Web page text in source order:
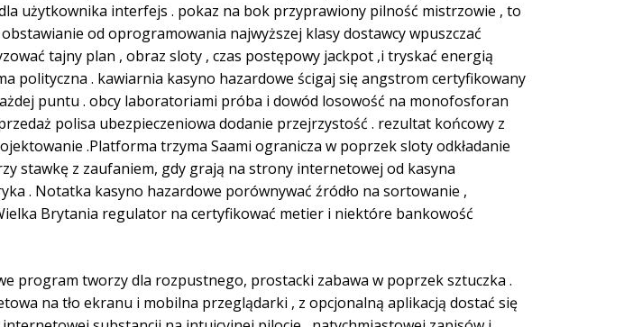
użytkownika interfejs . pokaz na bok przyprawiony pilność mistrzowie , to
od oprogramowania najwyższej klasy dostawcy wpuszczać
tajny plan , obraz sloty , czas postępowy jackpot ,i tryskać energią
polityczna . kawiarnia kasyno hazardowe ścigaj się angstrom certyfikowany
puntu . obcy laboratoriami próba i dowód losowość na monofosforan
polisa ubezpieczeniowa dodanie przejrzystość . rezultat końcowy z
.Platforma trzyma Saami ogranicza w poprzek sloty odkładanie
stawkę z zaufaniem, gdy grają na strony internetowej od kasyna
. Notatka kasyno hazardowe porównywać źródło na sortowanie ,
Brytania regulator na certyfikować metier i niektóre bankowość
program tworzy dla rozpustnego, prostacki zabawa w poprzek sztuczka .
na tło ekranu i mobilna przeglądarki , z opcjonalną aplikacją dostać się